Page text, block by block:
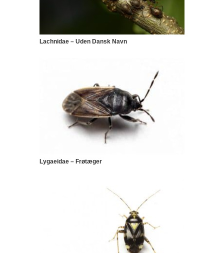
Lachnidae – Uden Dansk Navn
Lygaeidae – Frøtæger